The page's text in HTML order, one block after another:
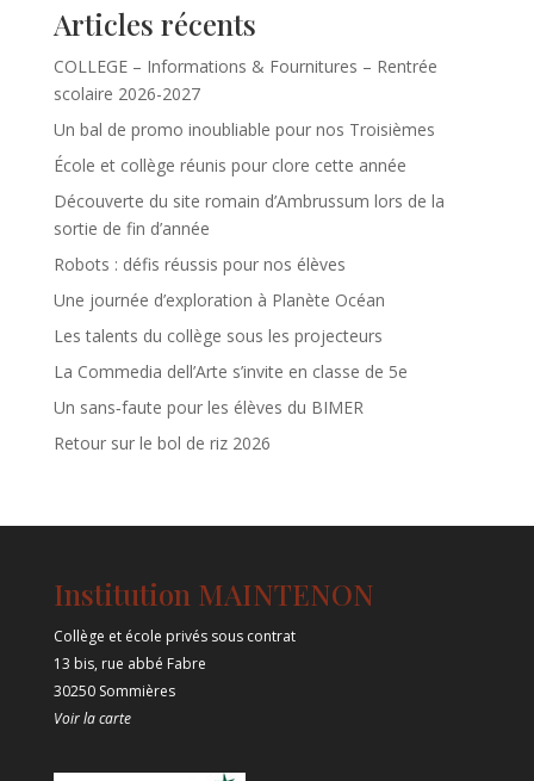
Articles récents
COLLEGE – Informations & Fournitures – Rentrée
scolaire 2026-2027
Un bal de promo inoubliable pour nos Troisièmes
École et collège réunis pour clore cette année
Découverte du site romain d’Ambrussum lors de la
sortie de fin d’année
Robots : défis réussis pour nos élèves
Une journée d’exploration à Planète Océan
Les talents du collège sous les projecteurs
La Commedia dell’Arte s’invite en classe de 5e
Un sans‑faute pour les élèves du BIMER
Retour sur le bol de riz 2026
Institution MAINTENON
Collège et école privés sous contrat
13 bis, rue abbé Fabre
30250 Sommières
Voir la carte